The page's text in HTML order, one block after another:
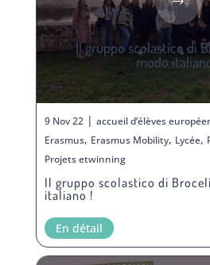
Il gruppo scolastico di
modo
9 Nov 22| accueil d’élèves
Erasmus, Erasmus Mobility, Lycée,
Projets etwinning
Il gruppo scolastico di
italiano !
En détail